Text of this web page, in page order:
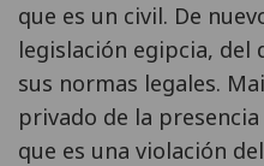
que es un civil. De
legislación egipcia, del
sus normas legales.
privado de la
que es una violación